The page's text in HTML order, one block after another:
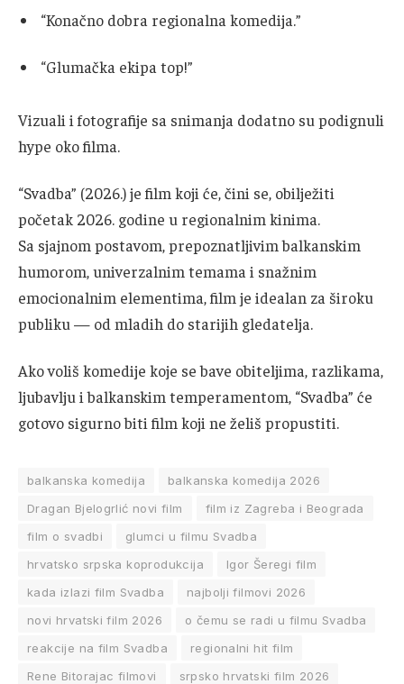
“Konačno dobra regionalna komedija.”
“Glumačka ekipa top!”
Vizuali i fotografije sa snimanja dodatno su podignuli
hype oko filma.
“Svadba” (2026.) je film koji će, čini se, obilježiti
početak 2026. godine u regionalnim kinima.
Sa sjajnom postavom, prepoznatljivim balkanskim
humorom, univerzalnim temama i snažnim
emocionalnim elementima, film je idealan za široku
publiku — od mladih do starijih gledatelja.
Ako voliš komedije koje se bave obiteljima, razlikama,
ljubavlju i balkanskim temperamentom, “Svadba” će
gotovo sigurno biti film koji ne želiš propustiti.
balkanska komedija
balkanska komedija 2026
Dragan Bjelogrlić novi film
film iz Zagreba i Beograda
film o svadbi
glumci u filmu Svadba
hrvatsko srpska koprodukcija
Igor Šeregi film
kada izlazi film Svadba
najbolji filmovi 2026
novi hrvatski film 2026
o čemu se radi u filmu Svadba
reakcije na film Svadba
regionalni hit film
Rene Bitorajac filmovi
srpsko hrvatski film 2026